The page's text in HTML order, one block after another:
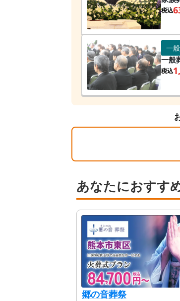
税込
一
一般
税込
あなたにおすす
郷の音葬祭